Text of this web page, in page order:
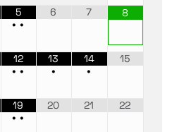
5
••
6 7 8
12
••
13
•
14
•
15
19
••
20 21 22